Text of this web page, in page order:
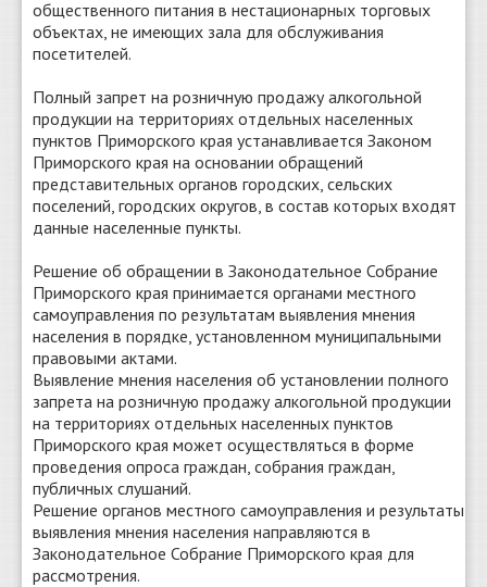
общественного питания в нестационарных торговых
объектах, не имеющих зала для обслуживания
посетителей.
Полный запрет на розничную продажу алкогольной
продукции на территориях отдельных населенных
пунктов Приморского края устанавливается Законом
Приморского края на основании обращений
представительных органов городских, сельских
поселений, городских округов, в состав которых входят
данные населенные пункты.
Решение об обращении в Законодательное Собрание
Приморского края принимается органами местного
самоуправления по результатам выявления мнения
населения в порядке, установленном муниципальными
правовыми актами.
Выявление мнения населения об установлении полного
запрета на розничную продажу алкогольной продукции
на территориях отдельных населенных пунктов
Приморского края может осуществляться в форме
проведения опроса граждан, собрания граждан,
публичных слушаний.
Решение органов местного самоуправления и результаты
выявления мнения населения направляются в
Законодательное Собрание Приморского края для
рассмотрения.